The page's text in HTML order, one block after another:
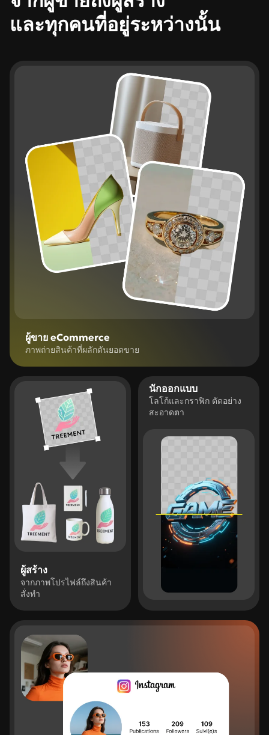
และทุกคนที่อยู่ระหว่างนั้น
ผู้ขาย eCommerce
ภาพถ่ายสินค้าที่ผลักดันยอดขาย
ผู้สร้าง
จากภาพโปรไฟล์ถึงสินค้า
สั่งทำ
นักออกแบบ
โลโก้และกราฟิก ตัดอย่าง
สะอาดตา